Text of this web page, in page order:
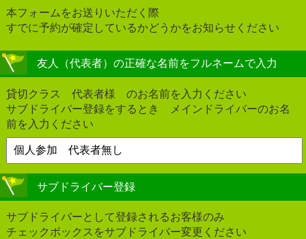
本フォームをお送りいただく際
すでに予約が確定しているかどうかをお知らせください
友人（代表者）の正確な名前をフルネームで入力
貸切クラス 代表者様 のお名前を入力ください
サブドライバー登録をするとき メインドライバーのお名
前を入力ください
サブドライバー登録
サブドライバーとして登録されるお客様のみ
チェックボックスをサブドライバー変更ください